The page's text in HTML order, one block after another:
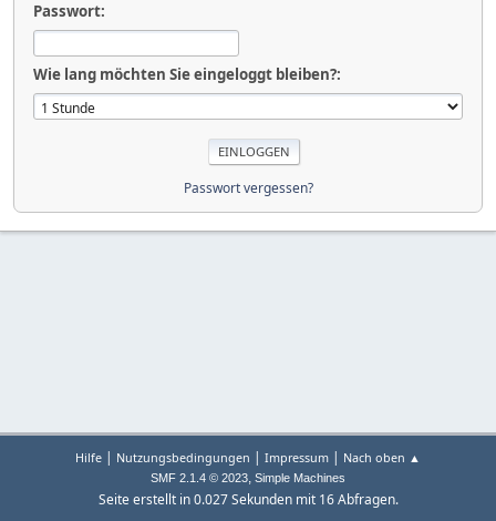
Passwort:
Wie lang möchten Sie eingeloggt bleiben?:
Passwort vergessen?
Hilfe | Nutzungsbedingungen | Impressum | Nach oben ▲
SMF 2.1.4 © 2023, Simple Machines
Seite erstellt in 0.027 Sekunden mit 16 Abfragen.